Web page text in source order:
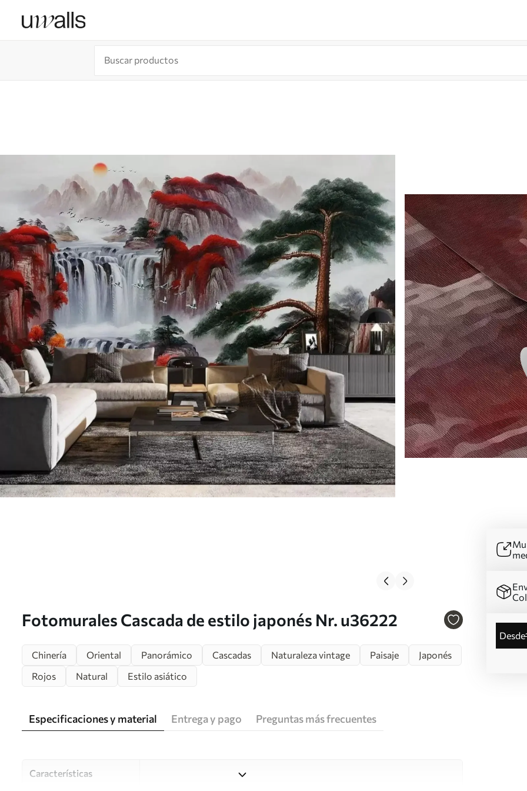
Fotomurales Cascada de estilo japonés Nr. u36222
desde
Chinería
Oriental Panorámico Cascadas Naturaleza vintage Paisaje
Japonés
Rojos
Natural Estilo asiático
Especificaciones y material Entrega y pago Preguntas más frecuentes
Características